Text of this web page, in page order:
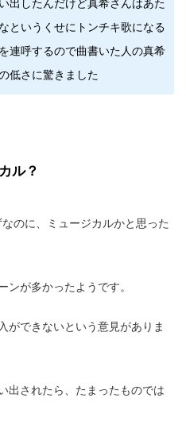
出したんだけど真希さんはあた
というくせにトンチキ歌になる
連呼するので曲書いた人の真希
低さに驚きました
ル？
のに、ミュージカルかと思った
ンが多かったようです。
ができないという意見がありま
出されたら、たまったものでは